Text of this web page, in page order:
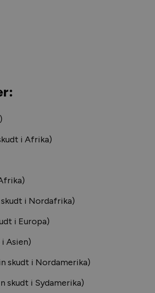
i Afrika)
i Nordafrika)
i Europa)
Asien)
skudt i Nordamerika)
skudt i Sydamerika)